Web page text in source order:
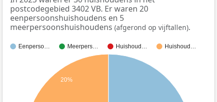
postcodegebied 3402 VB. Er waren 20
eenpersoonshuishoudens en 5
meerpersoonshuishoudens (afgerond op vijftallen).
Eenperso… Meerpers… Huishoud… Huishoud…
20%